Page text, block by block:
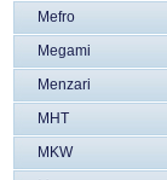
Mefro
Megami
Menzari
MHT
MKW